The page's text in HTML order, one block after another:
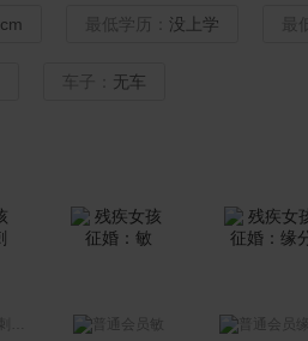
最低学历： 没上学 最
车子： 无车
敏